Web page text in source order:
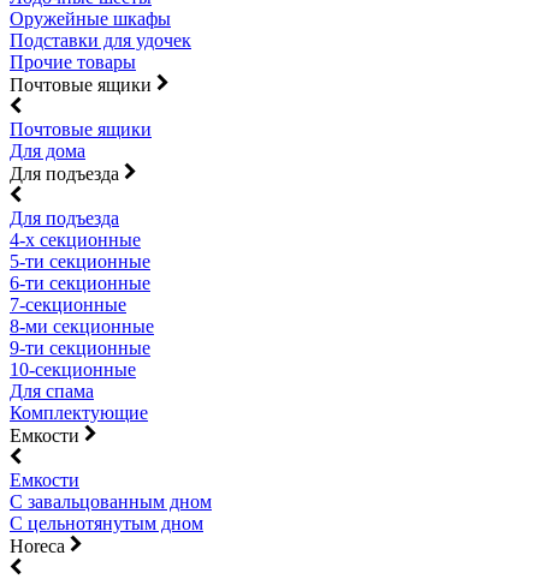
Оружейные шкафы
Подставки для удочек
Прочие товары
Почтовые ящики
Почтовые ящики
Для дома
Для подъезда
Для подъезда
4-х секционные
5-ти секционные
6-ти секционные
7-секционные
8-ми секционные
9-ти секционные
10-секционные
Для спама
Комплектующие
Емкости
Емкости
С завальцованным дном
С цельнотянутым дном
Horeca